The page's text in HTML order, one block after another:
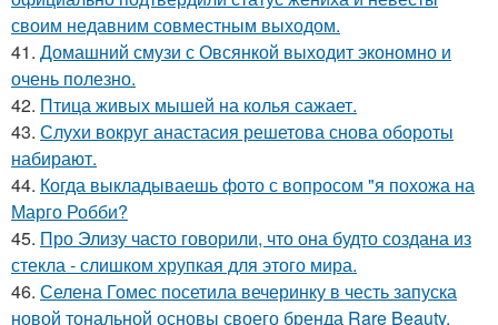
своим недавним совместным выходом.
41. Домашний смузи с Овсянкой выходит экономно и
очень полезно.
42. Птица живых мышей на колья сажает.
43. Слухи вокруг анастасия решетова снова обороты
набирают.
44. Когда выкладываешь фото с вопросом "я похожа на
Марго Робби?
45. Про Элизу часто говорили, что она будто создана из
стекла - слишком хрупкая для этого мира.
46. Селена Гомес посетила вечеринку в честь запуска
новой тональной основы своего бренда Rare Beauty.